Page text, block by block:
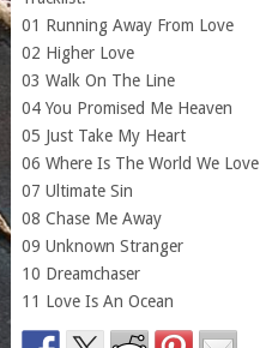
01 Running Away From Love
02 Higher Love
03 Walk On The Line
04 You Promised Me Heaven
05 Just Take My Heart
06 Where Is The World We Love
07 Ultimate Sin
08 Chase Me Away
09 Unknown Stranger
10 Dreamchaser
11 Love Is An Ocean